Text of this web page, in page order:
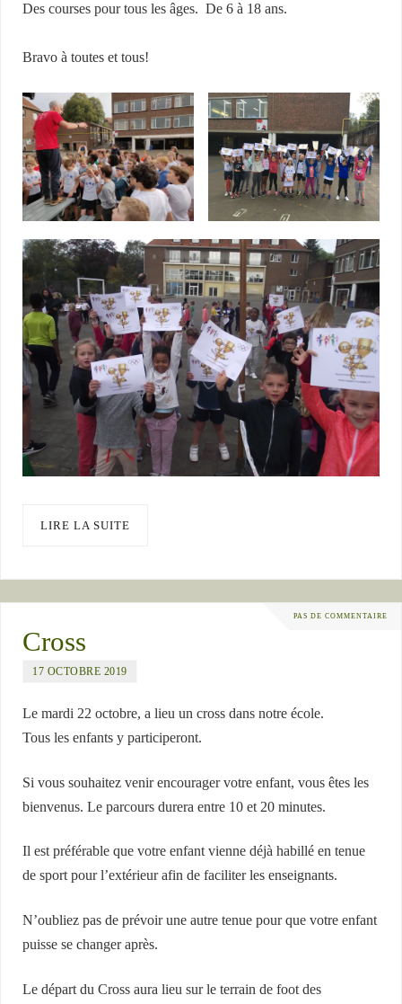
Des courses pour tous les âges. De 6 à 18 ans.
Bravo à toutes et tous!
LIRE LA SUITE
PAS DE COMMENTAIRE
Cross
17 OCTOBRE 2019
Le mardi 22 octobre, a lieu un cross dans notre école.
Tous les enfants y participeront.
Si vous souhaitez venir encourager votre enfant, vous êtes les
bienvenus. Le parcours durera entre 10 et 20 minutes.
Il est préférable que votre enfant vienne déjà habillé en tenue
de sport pour l’extérieur afin de faciliter les enseignants.
N’oubliez pas de prévoir une autre tenue pour que votre enfant
puisse se changer après.
Le départ du Cross aura lieu sur le terrain de foot des